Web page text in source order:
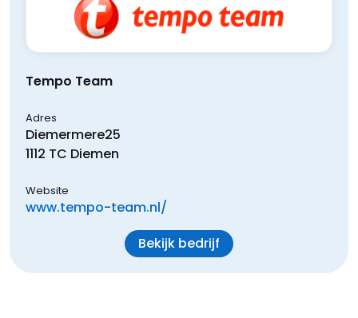
Tempo Team
Adres
Diemermere25
1112 TC Diemen
Website
www.tempo-team.nl/
Bekijk bedrijf